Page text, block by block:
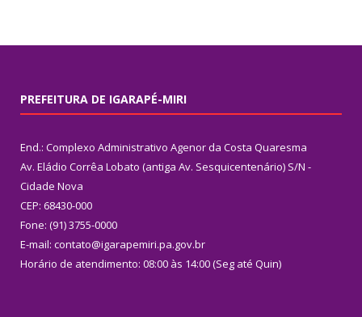
PREFEITURA DE IGARAPÉ-MIRI
End.: Complexo Administrativo Agenor da Costa Quaresma
Av. Eládio Corrêa Lobato (antiga Av. Sesquicentenário) S/N -
Cidade Nova
CEP: 68430-000
Fone: (91) 3755-0000
E-mail: contato@igarapemiri.pa.gov.br
Horário de atendimento: 08:00 às 14:00 (Seg até Quin)